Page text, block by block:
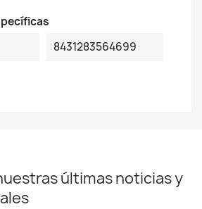
8431283564699
últimas noticias y